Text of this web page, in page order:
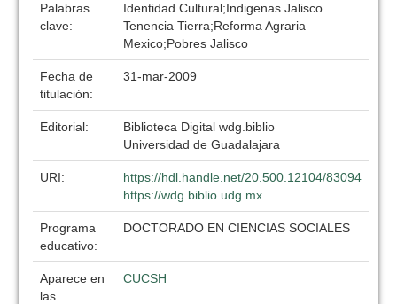
Palabras
clave:
Identidad Cultural;Indigenas Jalisco
Tenencia Tierra;Reforma Agraria
Mexico;Pobres Jalisco
Fecha de
titulación:
31-mar-2009
Editorial:
Biblioteca Digital wdg.biblio
Universidad de Guadalajara
URI:
https://hdl.handle.net/20.500.12104/83094
https://wdg.biblio.udg.mx
Programa
educativo:
DOCTORADO EN CIENCIAS SOCIALES
Aparece en
las
CUCSH